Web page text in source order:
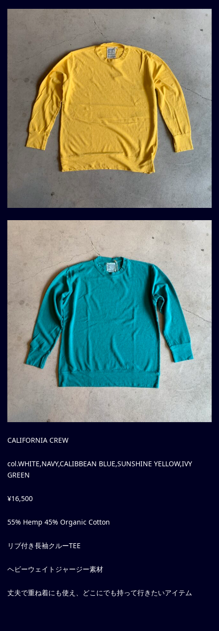
CALIFORNIA CREW
col.WHITE,NAVY,CALIBBEAN BLUE,SUNSHINE YELLOW,IVY
GREEN
¥16,500
55% Hemp 45% Organic Cotton
リブ付き長袖クルーTEE
ヘビーウェイトジャージー素材
丈夫で重ね着にも使え、どこにでも持って行きたいアイテム